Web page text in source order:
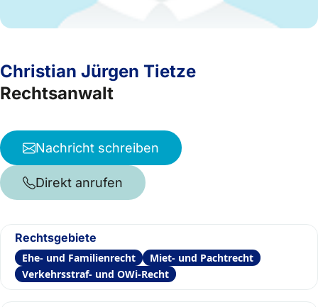
Christian Jürgen Tietze
Rechtsanwalt
Nachricht schreiben
Direkt anrufen
Rechtsgebiete
Ehe- und Familienrecht
Miet- und Pachtrecht
Verkehrsstraf- und OWi-Recht